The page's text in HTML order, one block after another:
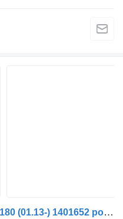
Ressort de remorque DAF LF180 (01.13-) 1401652 pour tracteur routier DAF LF45, LF55, LF180, CF65, CF75, CF85 (2001-)